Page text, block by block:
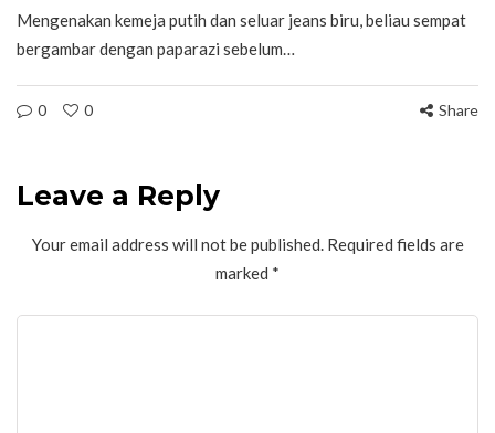
Mengenakan kemeja putih dan seluar jeans biru, beliau sempat
bergambar dengan paparazi sebelum…
0 0 Share
Leave a Reply
Your email address will not be published. Required fields are
marked *